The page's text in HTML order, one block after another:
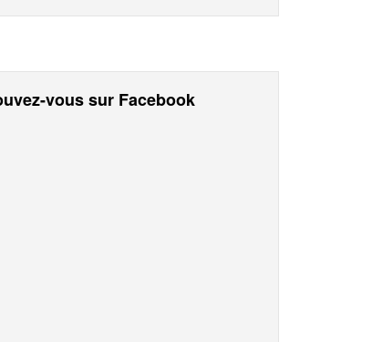
vous sur Facebook